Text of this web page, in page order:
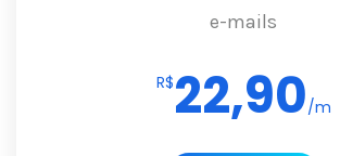
e-mails
R$22,90/m